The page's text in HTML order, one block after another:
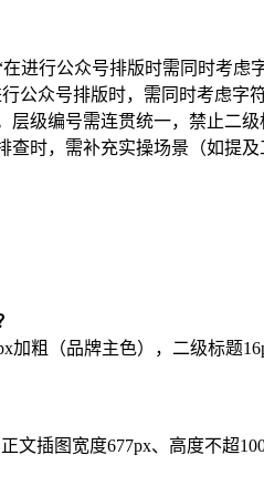
进行公众号排版时需同时考虑
公众号排版时，需同时考虑字
级编号需连贯统一，禁止二
查时，需补充实操场景（如提
加粗（品牌主色），二级标题
文插图宽度677px、高度不超